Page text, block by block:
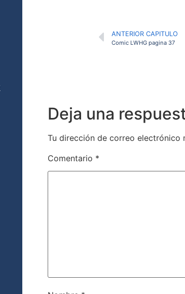
ANTERIOR CAPITULO
Comic LWHG pagina 37
Deja una
Tu dirección de correo electrónico
Comentario *